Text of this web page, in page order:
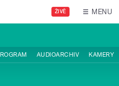
ŽIVĚ MENU
AUDIOARCHIV KAMERY